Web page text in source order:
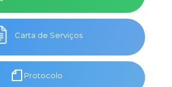
Carta de Serviços
Protocolo